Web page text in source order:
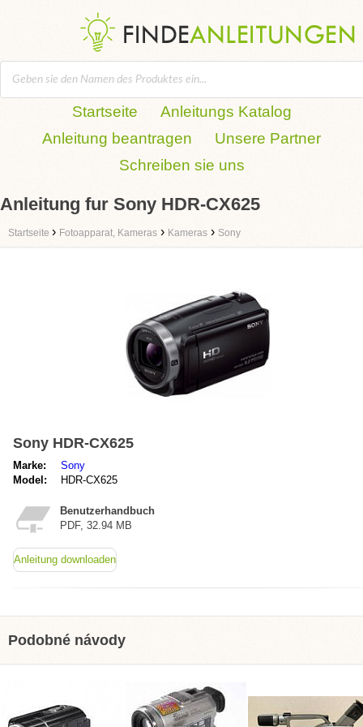
Startseite
Anleitungs Katalog
Anleitung beantragen
Unsere Partner
Schreiben sie uns
Anleitung fur Sony HDR-CX625
Startseite › Fotoapparat, Kameras › Kameras › Sony
Sony HDR-CX625
Marke:
Sony
Model:
HDR-CX625
Benutzerhandbuch
PDF, 32.94 MB
Anleitung downloaden
Podobné návody